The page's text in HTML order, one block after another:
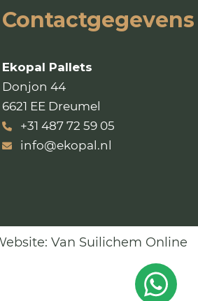
Contactgegevens
Ekopal Pallets
Donjon 44
6621 EE Dreumel
+31 487 72 59 05
info@ekopal.nl
Van Suilichem Online